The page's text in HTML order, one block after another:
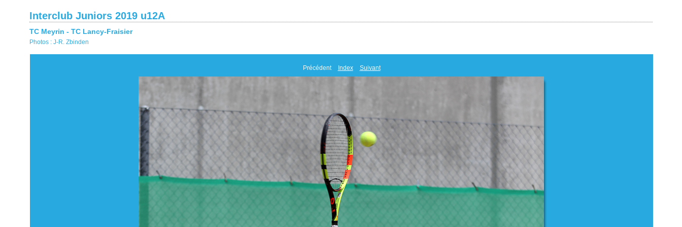
Interclub Juniors 2019 u12A
TC Meyrin - TC Lancy-Fraisier
Photos : J-R. Zbinden
Précédent Index Suivant